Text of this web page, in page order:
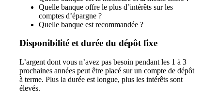
Quelle banque offre le plus d’intérêts sur les
comptes d’épargne ?
Quelle banque est recommandée ?
Disponibilité et durée du dépôt fixe
L’argent dont vous n’avez pas besoin pendant les 1 à 3
prochaines années peut être placé sur un compte de dépôt
à terme. Plus la durée est longue, plus les intérêts sont
élevés.